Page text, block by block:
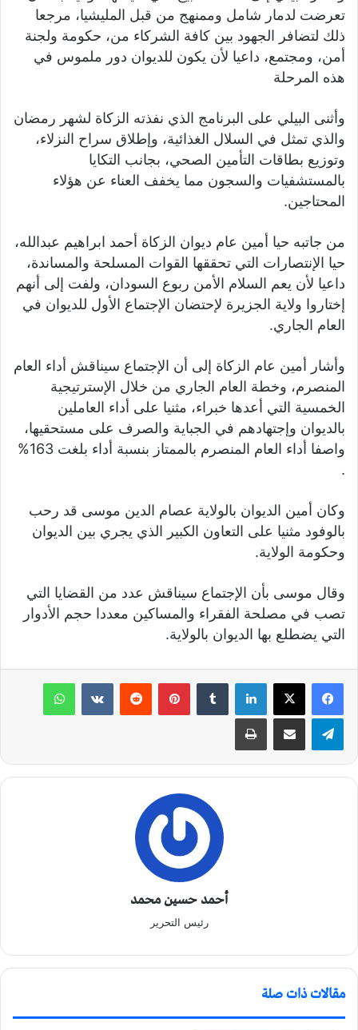
تعرضت لدمار شامل وممنهج من قبل المليشيا، مرجعا
ذلك لتضافر الجهود بين كافة الشركاء من، حكومة ولجنة
أمن، ومجتمع، داعيا لأن يكون للديوان دور ملموس في
هذه المرحلة
وأثنى البيلي على البرنامج الذي نفذته الزكاة لشهر رمضان
والذي تمثل في السلال الغذائية، وإطلاق سراح النزلاء،
وتوزيع بطاقات التأمين الصحي، بجانب التكايا
بالمستشفيات والسجون مما يخفف العناء عن هؤلاء
المحتاجين.
من جاتبه حيا أمين عام ديوان الزكاة أحمد ابراهيم عبدالله،
حيا الإنتصارات التي تحققها القوات المسلحة والمساندة،
داعيا لأن يعم السلام الأمن ربوع السودان، ولفت إلى أنهم
إختاروا ولاية الجزيرة لإحتضان الإجتماع الأول للديوان في
العام الجاري.
وأشار أمين عام الزكاة إلى أن الإجتماع سيناقش أداء العام
المنصرم، وخطة العام الجاري من خلال الإسترتيجية
الخمسية التي أعدها خبراء، مثنيا على أداء العاملين
بالديوان وإجتهادهم في الجباية والصرف على مستحقيها،
واصفا أداء العام المنصرم بالممتاز بنسبة أداء بلغت 163%
.
وكان أمين الديوان بالولاية عصام الدين موسى قد رحب
بالوفود مثنيا على التعاون الكبير الذي يجري بين الديوان
وحكومة الولاية.
وقال موسى بأن الإجتماع سيناقش عدد من القضايا التي
تصب في مصلحة الفقراء والمساكين معددا حجم الأدوار
التي يضطلع بها الديوان بالولاية.
لينكدإن بينتيريست
أحمد حسين محمد
رئيس التحرير
مقالات ذات صلة